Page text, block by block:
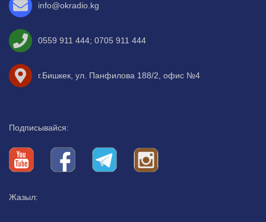
info@okradio.kg
0559 911 444; 0705 911 444
г.Бишкек, ул. Панфилова 188/2, офис №4
Подписывайся:
Жазыл: